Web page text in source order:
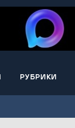
РУБРИКИ